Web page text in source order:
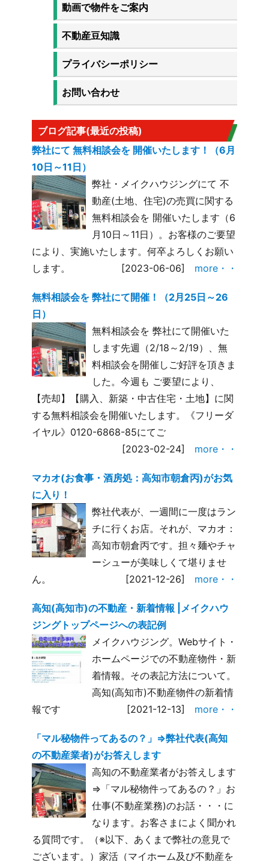
動画で物件をご案内
不動産豆知識
プライバシーポリシー
お問い合わせ
ブログ記事(最近の投稿)
弊社にて 無料相談会を 開催いたします！（6月
10日～11日）
弊社・メイクハウジングにて 不
動産(土地、住宅)の売買に関する
無料相談会を 開催いたします（6
月10日～11日）。お客様のご要望
により、実施いたします。何卒よろしくお願い
します。
[2023-06-06] more・・
無料相談会を 弊社にて開催！（2月25日～26
日）
無料相談会を 弊社にて開催いた
します先週（2/18～2/19）、無
料相談会を開催しご好評を頂きま
した。今週も ご要望により、
【売却】【購入、新築・中古住宅・土地】に関
する無料相談会を開催いたします。《フリーダ
イヤル》0120-6868-85にてご
[2023-02-24] more・・
マカオ(お食事・酒房処：高知市朝倉丙)がお気
に入り！
弊社代表が、一週間に一度はラン
チに行くお店。それが、マカオ：
高知市朝倉丙です。担々麺やチャ
ーシューが美味しくて堪りませ
ん。
[2021-12-26] more・・
高知(高知市)の不動産・新着情報 |メイクハウ
ジングトップページへの表記例
メイクハウジング。Webサイト・
ホームページでの不動産物件・新
着情報。その表記方法について。
高知(高知市)不動産物件の新着情
報です
[2021-12-13] more・・
「マル秘物件ってあるの？」⇒弊社代表(高知
の不動産業者)がお答えします
高知の不動産業者がお答えします
⇒「マル秘物件ってあるの？」お
仕事(不動産業務)のお話・・・に
なります。お客さまによく聞かれ
る質問です。（※以下、あくまで弊社の意見で
ございます。）家活（マイホーム及び不動産を